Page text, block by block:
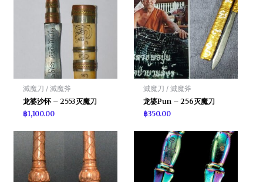
滅魔刀 / 滅魔斧
龙婆沙怀 – 2553灭魔刀
฿1,100.00
滅魔刀 / 滅魔斧
龙婆Pun – 256灭魔刀
฿350.00